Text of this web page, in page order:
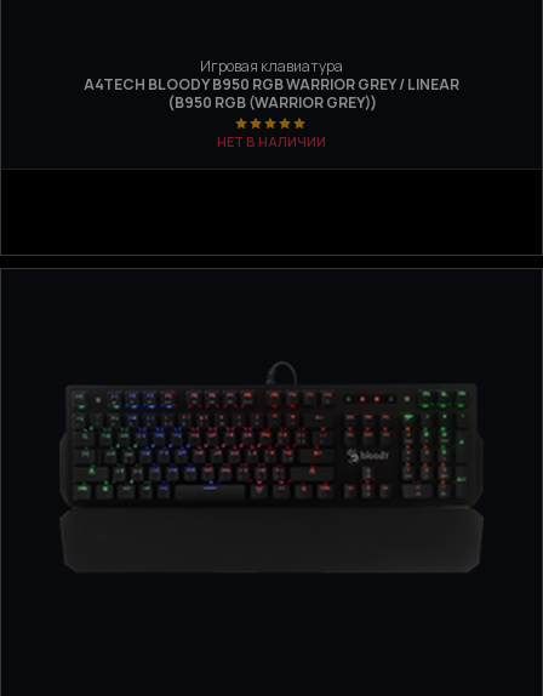
Игровая клавиатура
A4TECH BLOODY B950 RGB WARRIOR GREY / LINEAR
(B950 RGB (WARRIOR GREY))
НЕТ В НАЛИЧИИ